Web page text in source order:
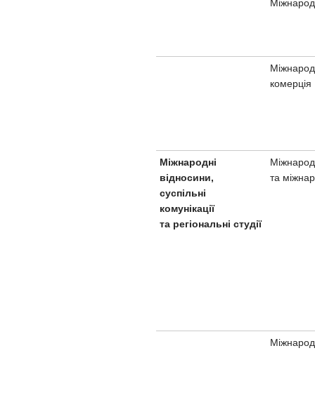
комерція
Міжнародні
відносини,
суспільні
комунікації
та регіональні студії
та